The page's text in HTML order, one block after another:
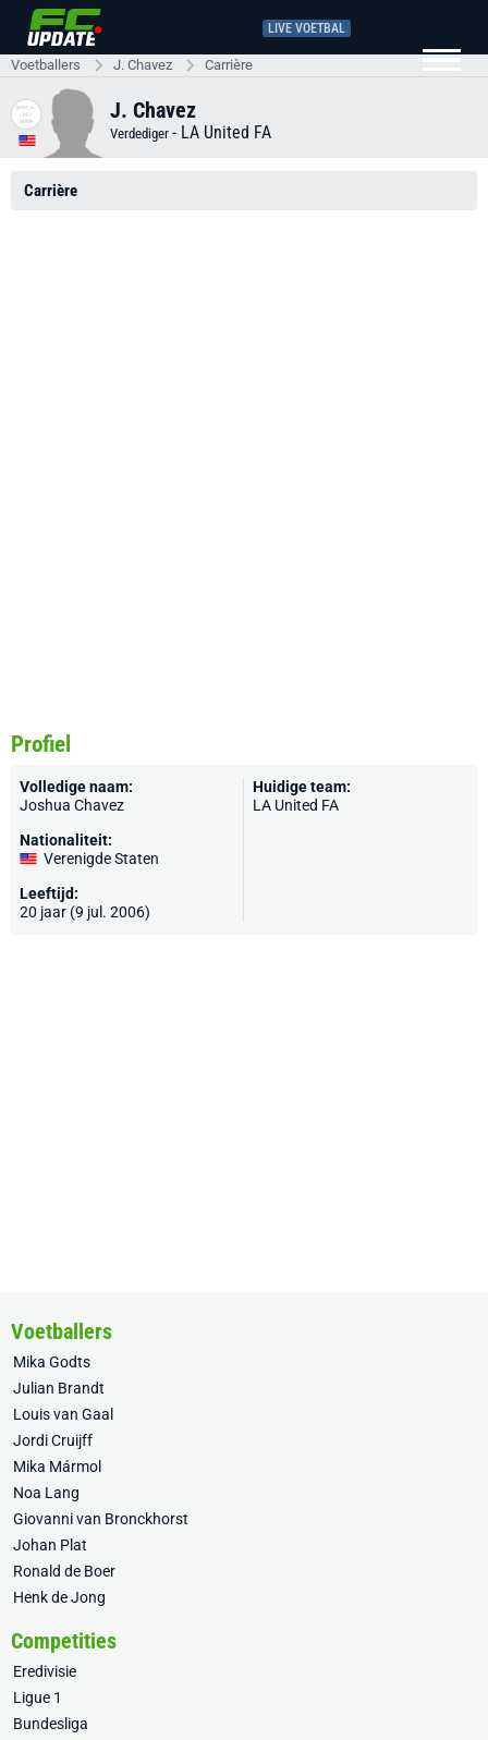
LIVE VOETBAL
Voetballers J. Chavez Carrière
J. Chavez
Verdediger - LA United FA
Carrière
Profiel
Volledige naam:
Joshua Chavez
Nationaliteit:
Verenigde Staten
Leeftijd:
20 jaar (9 jul. 2006)
Huidige team:
LA United FA
Voetballers
Mika Godts
Julian Brandt
Louis van Gaal
Jordi Cruijff
Mika Mármol
Noa Lang
Giovanni van Bronckhorst
Johan Plat
Ronald de Boer
Henk de Jong
Competities
Eredivisie
Ligue 1
Bundesliga